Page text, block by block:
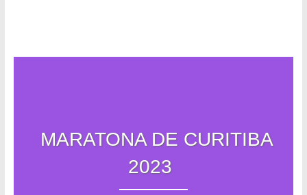
MARATONA DE CURITIBA
2023